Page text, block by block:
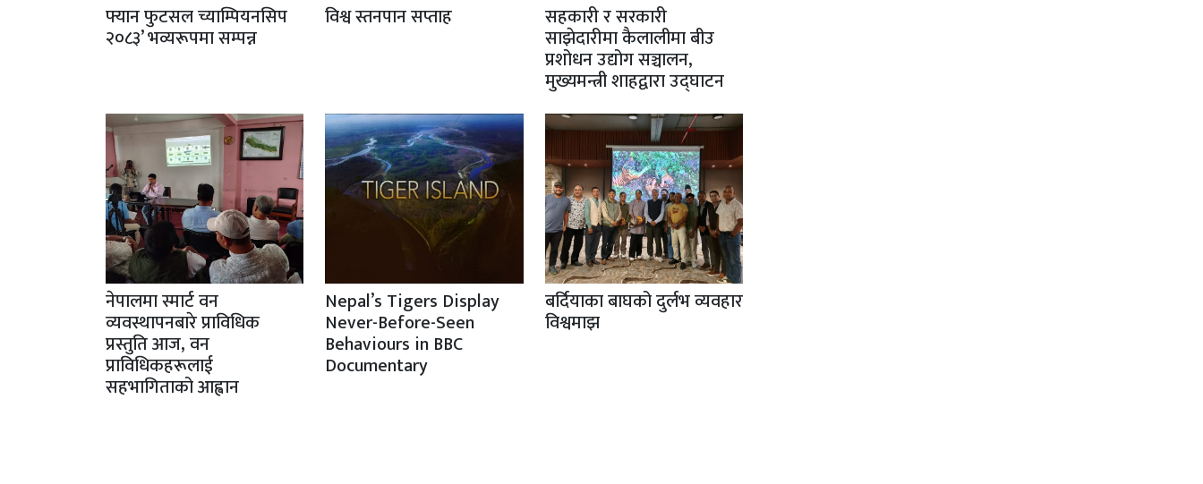
फ्यान फुटसल च्याम्पियनसिप
२०८३’ भव्यरूपमा सम्पन्न
विश्व स्तनपान सप्ताह सहकारी र सरकारी
साझेदारीमा कैलालीमा बीउ
प्रशोधन उद्योग सञ्चालन,
मुख्यमन्त्री शाहद्वारा उद्घाटन
नेपालमा स्मार्ट वन
व्यवस्थापनबारे प्राविधिक
प्रस्तुति आज, वन
प्राविधिकहरूलाई
सहभागिताको आह्वान
Nepal’s Tigers Display
Never-Before-Seen
Behaviours in BBC
Documentary
बर्दियाका बाघको दुर्लभ व्यवहार
विश्वमाझ